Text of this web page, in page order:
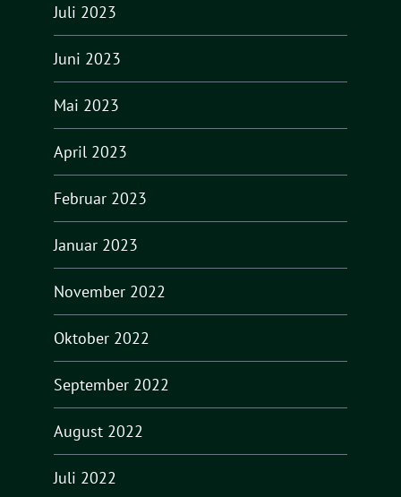
Juli 2023
Juni 2023
Mai 2023
April 2023
Februar 2023
Januar 2023
November 2022
Oktober 2022
September 2022
August 2022
Juli 2022